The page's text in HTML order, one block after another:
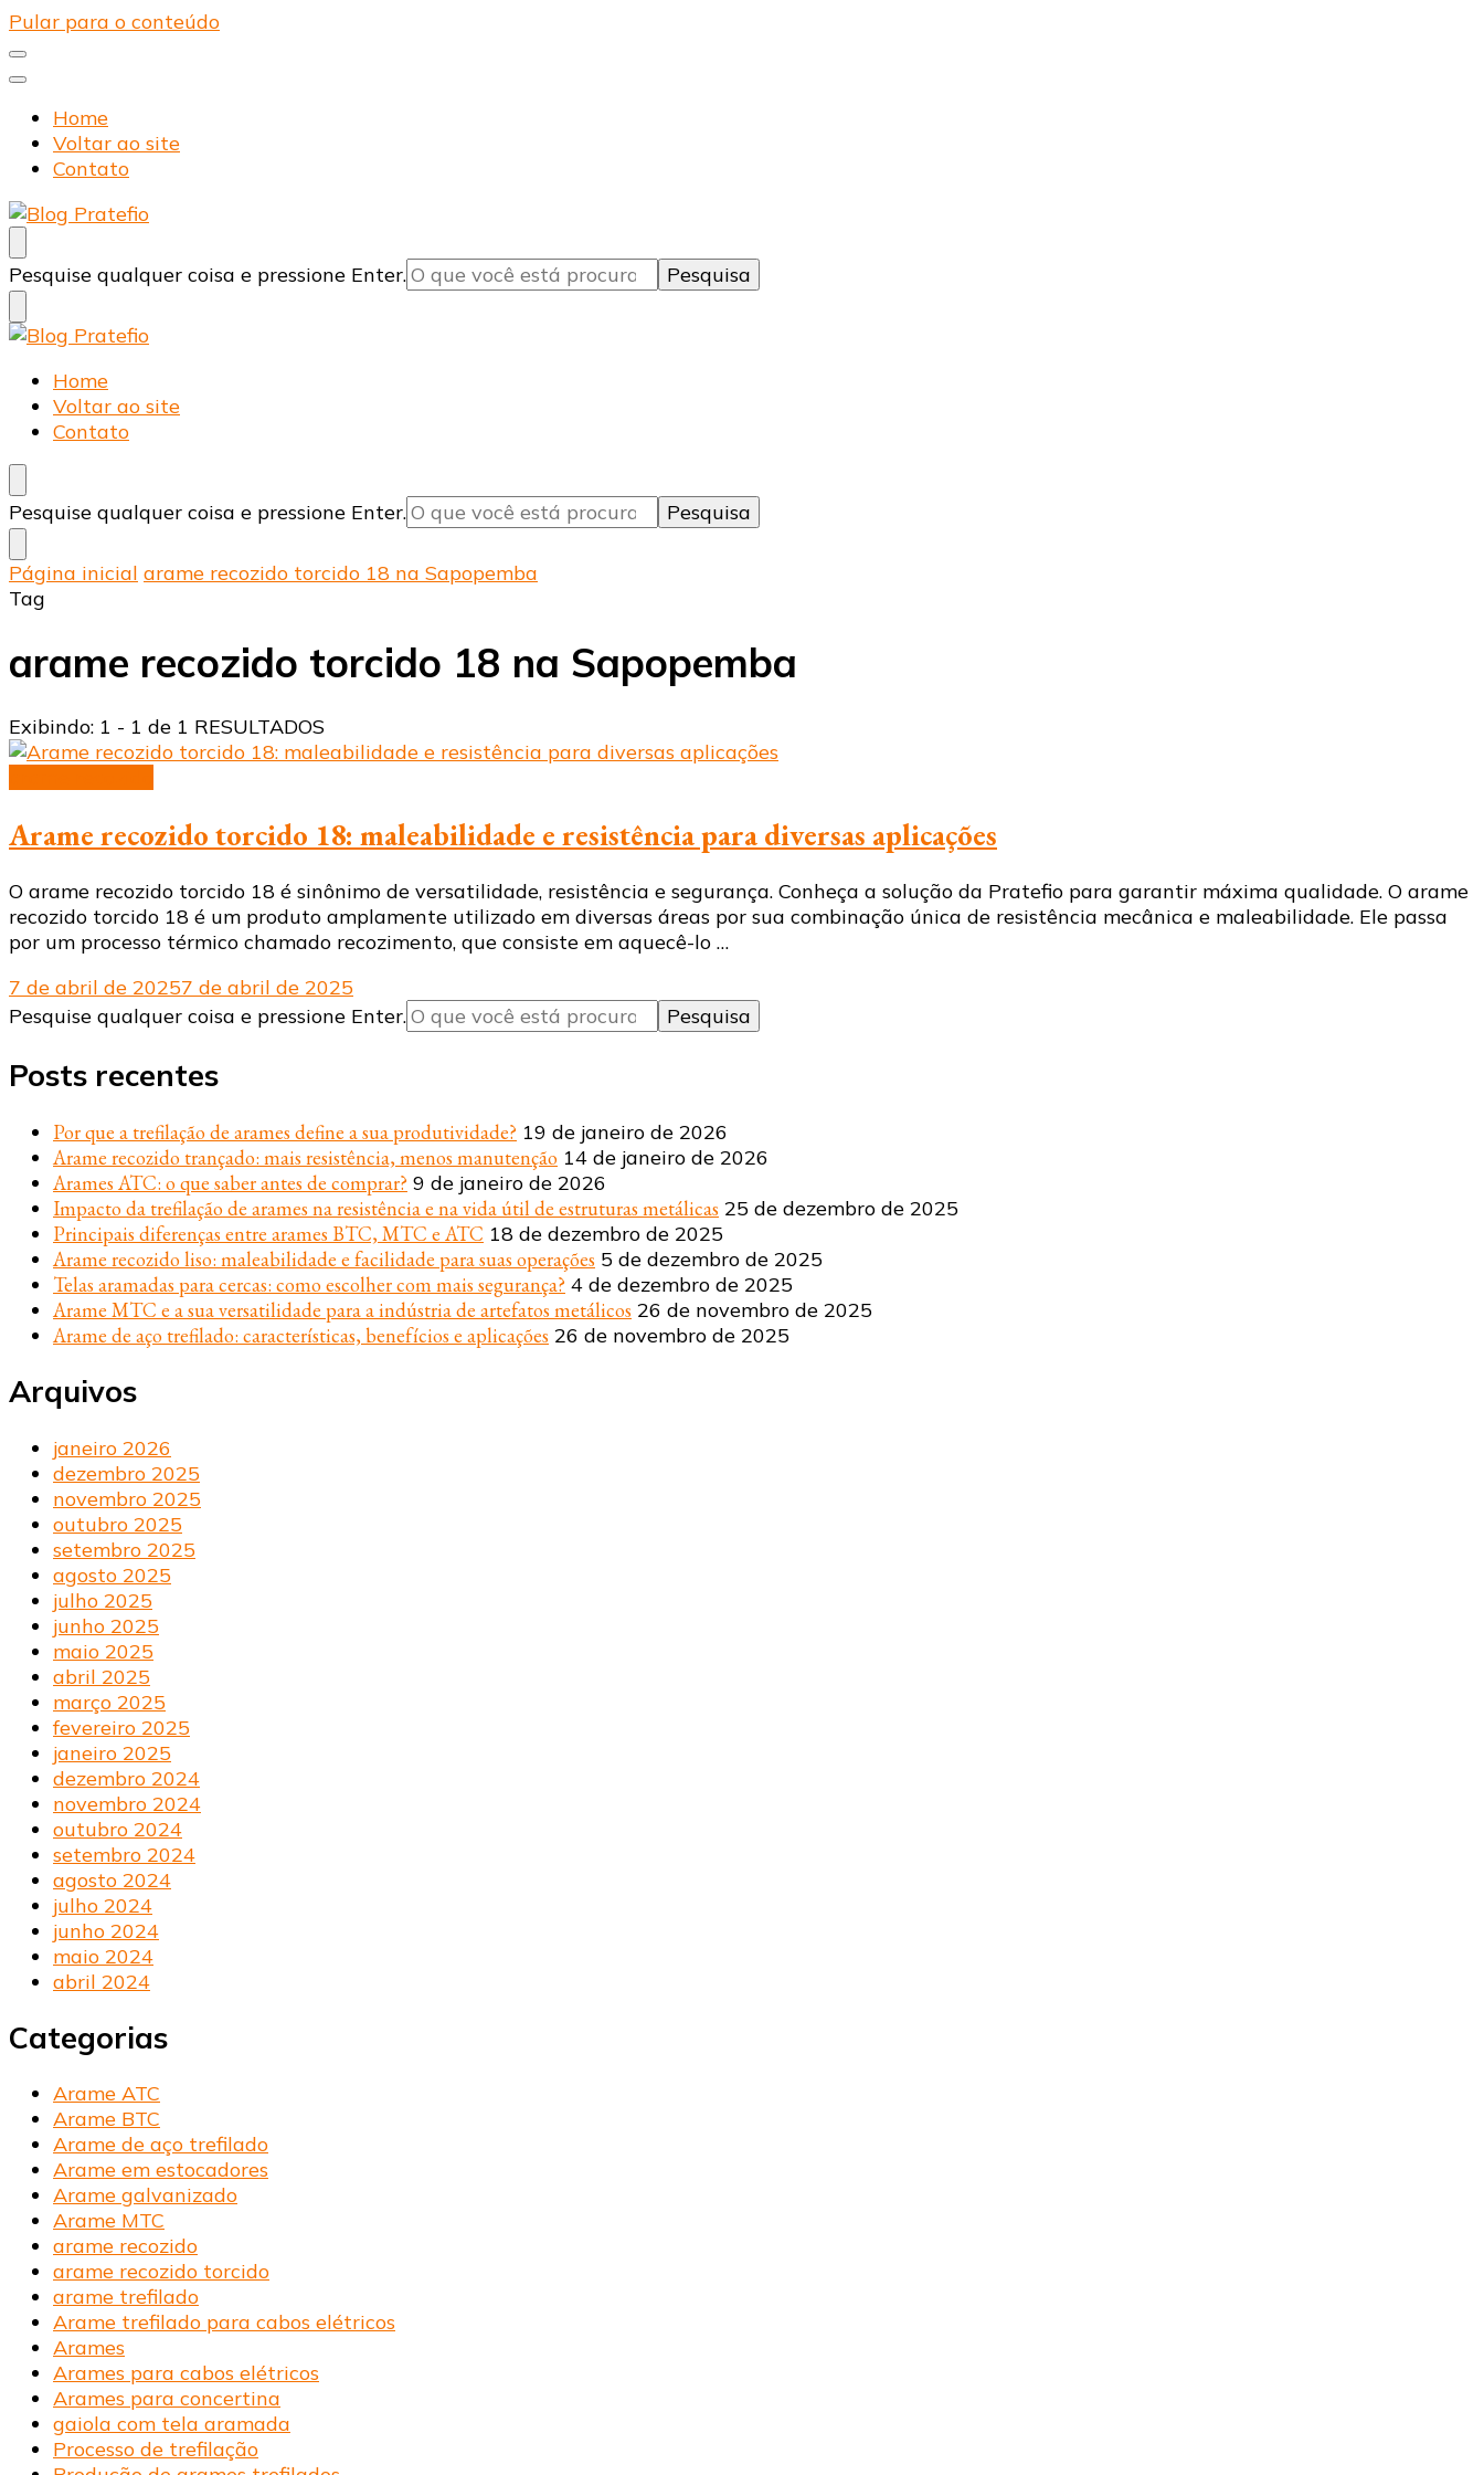
Pular para o conteúdo
Home
Voltar ao site
Contato
Blog Pratefio
Arames e Telas de Qualidade
Procurando
algo?
Pesquise qualquer coisa e pressione Enter.
Blog Pratefio
Arames e Telas de Qualidade
Home
Voltar ao site
Contato
Procurando
algo?
Pesquise qualquer coisa e pressione Enter.
Página inicial arame recozido torcido 18 na Sapopemba
Tag
arame recozido torcido 18 na Sapopemba
Exibindo: 1 - 1 de 1 RESULTADOS
Arame recozido torcido 18: maleabilidade e resistência para diversas aplicações
O arame recozido torcido 18 é sinônimo de versatilidade, resistência e segurança. Conheça a solução da Pratefio para garantir máxima qualidade. O arame
recozido torcido 18 é um produto amplamente utilizado em diversas áreas por sua combinação única de resistência mecânica e maleabilidade. Ele passa
por um processo térmico chamado recozimento, que consiste em aquecê-lo …
7 de abril de 20257 de abril de 2025
Procurando
Pesquise qualquer coisa e pressione Enter.
Posts recentes
Por que a trefilação de arames define a sua produtividade? 19 de janeiro de 2026
Arame recozido trançado: mais resistência, menos manutenção 14 de janeiro de 2026
Arames ATC: o que saber antes de comprar? 9 de janeiro de 2026
Impacto da trefilação de arames na resistência e na vida útil de estruturas metálicas 25 de dezembro de 2025
Principais diferenças entre arames BTC, MTC e ATC 18 de dezembro de 2025
Arame recozido liso: maleabilidade e facilidade para suas operações 5 de dezembro de 2025
Telas aramadas para cercas: como escolher com mais segurança? 4 de dezembro de 2025
Arame MTC e a sua versatilidade para a indústria de artefatos metálicos 26 de novembro de 2025
Arame de aço trefilado: características, benefícios e aplicações 26 de novembro de 2025
Arquivos
janeiro 2026
dezembro 2025
novembro 2025
outubro 2025
setembro 2025
agosto 2025
julho 2025
junho 2025
maio 2025
abril 2025
março 2025
fevereiro 2025
janeiro 2025
dezembro 2024
novembro 2024
outubro 2024
setembro 2024
agosto 2024
julho 2024
junho 2024
maio 2024
abril 2024
Categorias
Arame ATC
Arame BTC
Arame de aço trefilado
Arame em estocadores
Arame galvanizado
Arame MTC
arame recozido
arame recozido torcido
arame trefilado
Arame trefilado para cabos elétricos
Arames
Arames para cabos elétricos
Arames para concertina
gaiola com tela aramada
Processo de trefilação